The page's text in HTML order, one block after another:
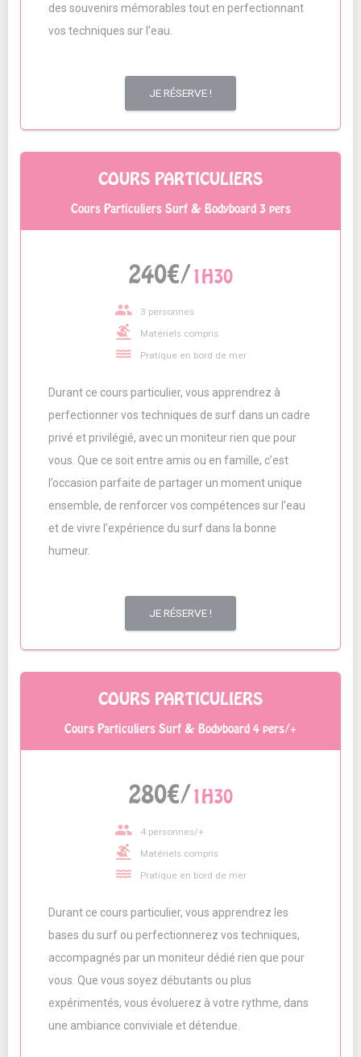
des souvenirs mémorables tout en perfectionnant
vos techniques sur l’eau.
JE RÉSERVE !
COURS PARTICULIERS
Cours Particuliers Surf & Bodyboard 3 pers
240€/1H30
people 3 personnes
surfing Matériels compris
water Pratique en bord de mer
Durant ce cours particulier, vous apprendrez à
perfectionner vos techniques de surf dans un cadre
privé et privilégié, avec un moniteur rien que pour
vous. Que ce soit entre amis ou en famille, c’est
l’occasion parfaite de partager un moment unique
ensemble, de renforcer vos compétences sur l’eau
et de vivre l’expérience du surf dans la bonne
humeur.
JE RÉSERVE !
COURS PARTICULIERS
Cours Particuliers Surf & Bodyboard 4 pers/+
280€/1H30
people 4 personnes/+
surfing Matériels compris
water Pratique en bord de mer
Durant ce cours particulier, vous apprendrez les
bases du surf ou perfectionnerez vos techniques,
accompagnés par un moniteur dédié rien que pour
vous. Que vous soyez débutants ou plus
expérimentés, vous évoluerez à votre rythme, dans
une ambiance conviviale et détendue.